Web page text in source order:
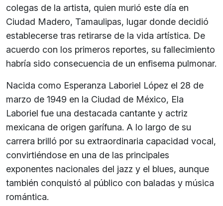
colegas de la artista, quien murió este día en
Ciudad Madero, Tamaulipas, lugar donde decidió
establecerse tras retirarse de la vida artística. De
acuerdo con los primeros reportes, su fallecimiento
habría sido consecuencia de un enfisema pulmonar.
Nacida como Esperanza Laboriel López el 28 de
marzo de 1949 en la Ciudad de México, Ela
Laboriel fue una destacada cantante y actriz
mexicana de origen garífuna. A lo largo de su
carrera brilló por su extraordinaria capacidad vocal,
convirtiéndose en una de las principales
exponentes nacionales del jazz y el blues, aunque
también conquistó al público con baladas y música
romántica.